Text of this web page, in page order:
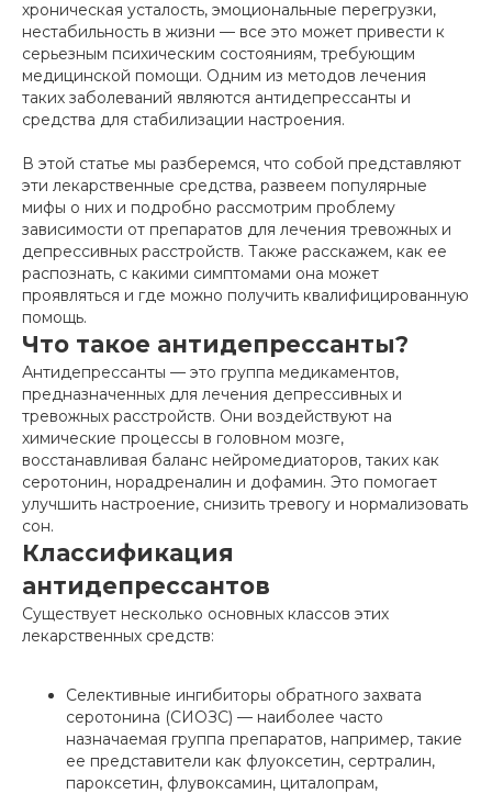
хроническая усталость, эмоциональные перегрузки,
нестабильность в жизни — все это может привести к
серьезным психическим состояниям, требующим
медицинской помощи. Одним из методов лечения
таких заболеваний являются антидепрессанты и
средства для стабилизации настроения.
В этой статье мы разберемся, что собой представляют
эти лекарственные средства, развеем популярные
мифы о них и подробно рассмотрим проблему
зависимости от препаратов для лечения тревожных и
депрессивных расстройств. Также расскажем, как ее
распознать, с какими симптомами она может
проявляться и где можно получить квалифицированную
помощь.
Что такое антидепрессанты?
Антидепрессанты — это группа медикаментов,
предназначенных для лечения депрессивных и
тревожных расстройств. Они воздействуют на
химические процессы в головном мозге,
восстанавливая баланс нейромедиаторов, таких как
серотонин, норадреналин и дофамин. Это помогает
улучшить настроение, снизить тревогу и нормализовать
сон.
Классификация
антидепрессантов
Существует несколько основных классов этих
лекарственных средств:
Селективные ингибиторы обратного захвата
серотонина (СИОЗС) — наиболее часто
назначаемая группа препаратов, например, такие
ее представители как флуоксетин, сертралин,
пароксетин, флувоксамин, циталопрам,